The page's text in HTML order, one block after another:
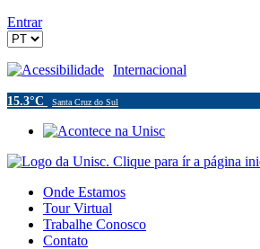
Entrar
Acessibilidade Internacional
15.3°C Santa Cruz do Sul
Onde Estamos
Tour Virtual
Trabalhe Conosco
Contato